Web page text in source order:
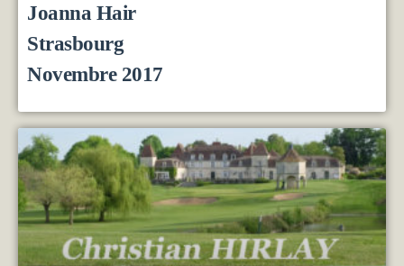
Joanna Hair
Strasbourg
Novembre 2017